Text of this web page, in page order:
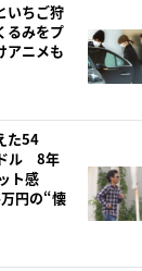
ちご狩
るみをプ
アニメも
た54
ル 8年
ト感
円の“懐